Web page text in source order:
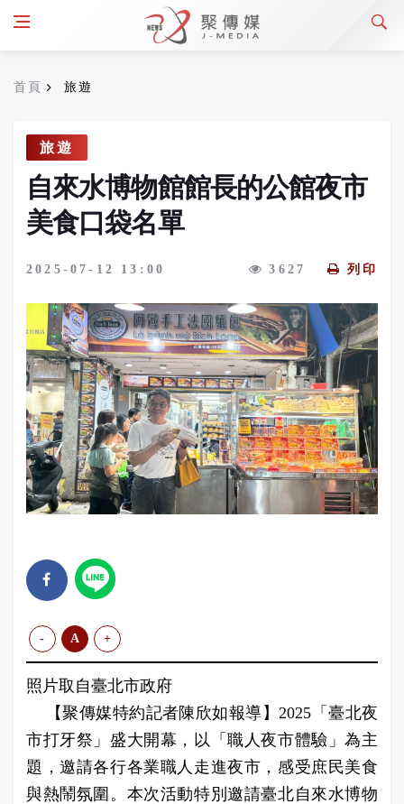
首頁 旅遊
旅遊
自來水博物館館長的公館夜市
美食口袋名單
2025-07-12 13:00 3627 列印
- A +
照片取自臺北市政府
【聚傳媒特約記者陳欣如報導】2025「臺北夜
市打牙祭」盛大開幕，以「職人夜市體驗」為主
題，邀請各行各業職人走進夜市，感受庶民美食
與熱鬧氛圍。本次活動特別邀請臺北自來水博物